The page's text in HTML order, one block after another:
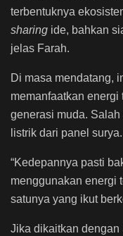
terbentuknya
sharing ide, bahkan
jelas Farah.
Di masa mendatang,
memanfaatkan
generasi muda.
listrik dari panel surya.
“Kedepannya pasti
menggunakan energi
satunya yang ikut
Jika dikaitkan dengan